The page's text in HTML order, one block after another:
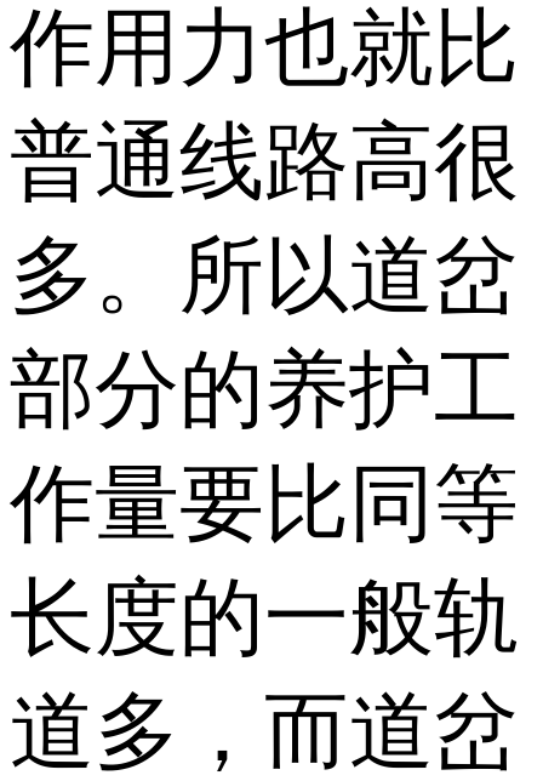
作用力也就比
普通线路高很
多。所以道岔
部分的养护工
作量要比同等
长度的一般轨
道多，而道岔